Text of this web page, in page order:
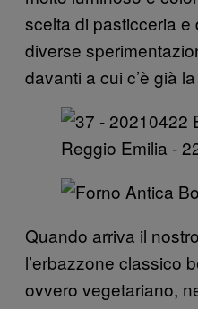
scelta di pasticceria e
diverse
davanti a cui c’è già
Quando arriva il
l’erbazzone classico
ovvero vegetariano,